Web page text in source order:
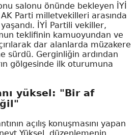
salonu önünde bekleyen İYİ
Parti milletvekilleri arasında
İYİ Partili vekiller,
teklifinin kamuoyundan ve
dar alanlarda müzakere
sürdü. Gerginliğin ardından
gölgesinde ilk oturumuna
yüksel: "Bir af
açılış konuşmasını yapan